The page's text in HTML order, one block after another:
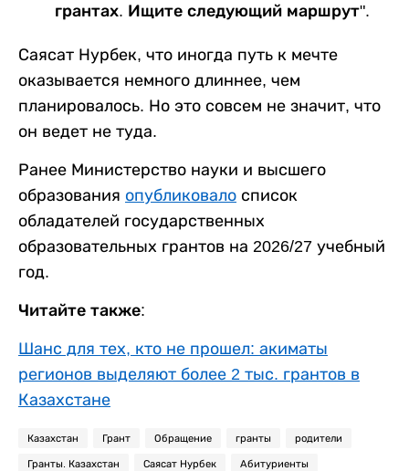
грантах. Ищите следующий маршрут".
Саясат Нурбек, что иногда путь к мечте
оказывается немного длиннее, чем
планировалось. Но это совсем не значит, что
он ведет не туда.
Ранее Министерство науки и высшего
образования опубликовало список
обладателей государственных
образовательных грантов на 2026/27 учебный
год.
Читайте также:
Шанс для тех, кто не прошел: акиматы
регионов выделяют более 2 тыс. грантов в
Казахстане
Казахстан Грант Обращение гранты родители
Гранты. Казахстан Саясат Нурбек Абитуриенты